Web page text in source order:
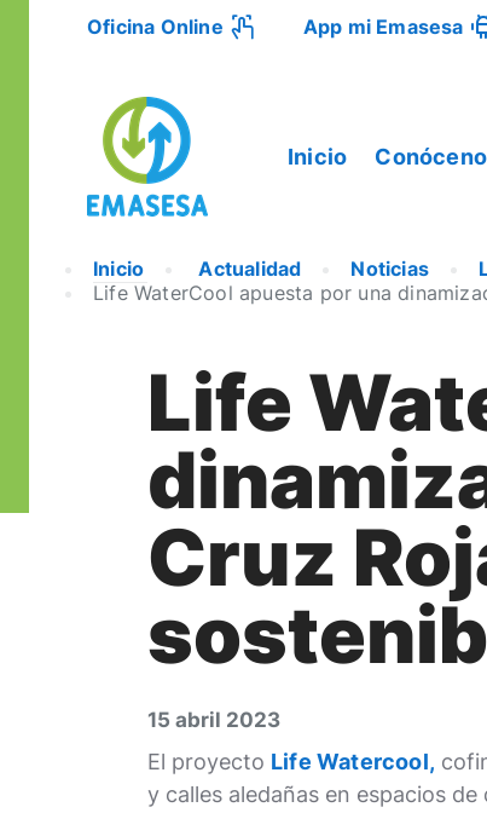
Oficina Online App mi Emasesa
Inicio
Inicio Actualidad Noticias
Life WaterCool apuesta por una
Life
Cruz
15 abril 2023
El proyecto Life Watercool,
y calles aledañas en espacios